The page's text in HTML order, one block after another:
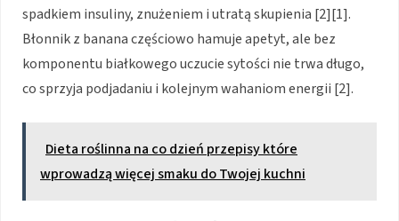
spadkiem insuliny, znużeniem i utratą skupienia [2][1].
Błonnik z banana częściowo hamuje apetyt, ale bez
komponentu białkowego uczucie sytości nie trwa długo,
co sprzyja podjadaniu i kolejnym wahaniom energii [2].
Dieta roślinna na co dzień przepisy które
wprowadzą więcej smaku do Twojej kuchni